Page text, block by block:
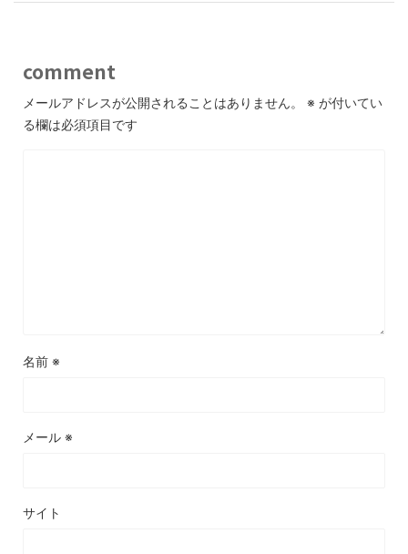
comment
メールアドレスが公開されることはありません。 ※ が付いてい
る欄は必須項目です
名前 ※
メール ※
サイト